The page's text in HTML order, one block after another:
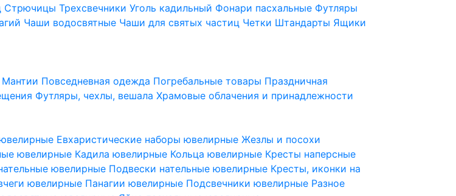
СтрючицыТрехсвечникиУголь кадильный Фонари пасхальные Футляры
Чаши водосвятные Чаши для святых частиц Четки Штандарты Ящики
Мантии Повседневная одежда Погребальные товары Праздничная
Футляры, чехлы, вешалаХрамовые облачения и принадлежности
Евхаристические наборы ювелирныеЖезлы и посохи
ювелирные Кадила ювелирные Кольца ювелирные Кресты наперсные
ювелирные Подвески нательные ювелирные Кресты, иконки на
ювелирные Панагии ювелирные Подсвечники ювелирные Разное